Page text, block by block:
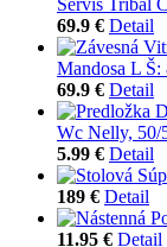
69.9 € Detail
Mandosa L
69.9 € Detail
Wc Nelly, 50/
5.99 € Detail
189 € Detail
11.95 € Detail